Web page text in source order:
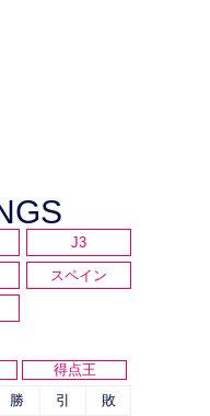
J3
スペイン
得点王
勝 引 敗